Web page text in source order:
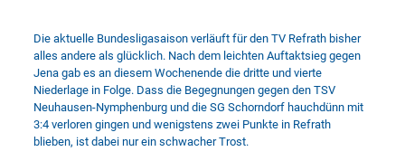
Die aktuelle Bundesligasaison verläuft für den TV Refrath bisher
alles andere als glücklich. Nach dem leichten Auftaktsieg gegen
Jena gab es an diesem Wochenende die dritte und vierte
Niederlage in Folge. Dass die Begegnungen gegen den TSV
Neuhausen-Nymphenburg und die SG Schorndorf hauchdünn mit
3:4 verloren gingen und wenigstens zwei Punkte in Refrath
blieben, ist dabei nur ein schwacher Trost.